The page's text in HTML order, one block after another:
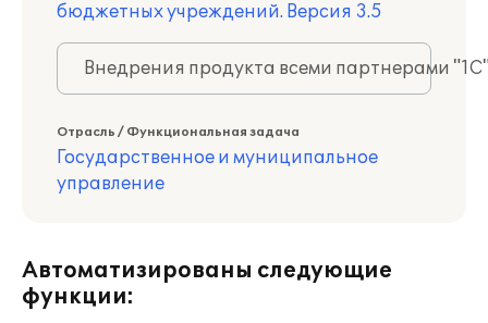
бюджетных учреждений. Версия 3.5
Внедрения продукта всеми партнерами
Отрасль / Функциональная задача
Государственное и муниципальное
управление
Автоматизированы следующие
функции: